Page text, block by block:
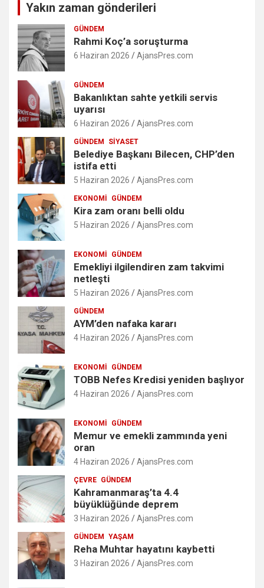
Yakın zaman gönderileri
GÜNDEM
Rahmi Koç’a soruşturma
6 Haziran 2026 AjansPres.com
GÜNDEM
Bakanlıktan sahte yetkili servis
uyarısı
6 Haziran 2026 AjansPres.com
GÜNDEM SIYASET
Belediye Başkanı Bilecen, CHP’den
istifa etti
5 Haziran 2026 AjansPres.com
EKONOMI GÜNDEM
Kira zam oranı belli oldu
5 Haziran 2026 AjansPres.com
EKONOMI GÜNDEM
Emekliyi ilgilendiren zam takvimi
netleşti
5 Haziran 2026 AjansPres.com
GÜNDEM
AYM’den nafaka kararı
4 Haziran 2026 AjansPres.com
EKONOMI GÜNDEM
TOBB Nefes Kredisi yeniden başlıyor
4 Haziran 2026 AjansPres.com
EKONOMI GÜNDEM
Memur ve emekli zammında yeni
oran
4 Haziran 2026 AjansPres.com
ÇEVRE GÜNDEM
Kahramanmaraş’ta 4.4
büyüklüğünde deprem
3 Haziran 2026 AjansPres.com
GÜNDEM YAŞAM
Reha Muhtar hayatını kaybetti
3 Haziran 2026 AjansPres.com